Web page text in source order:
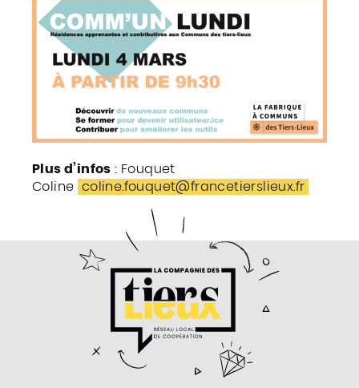
Plus d’infos : Fouquet
Coline
coline.fouquet@francetierslieux.fr